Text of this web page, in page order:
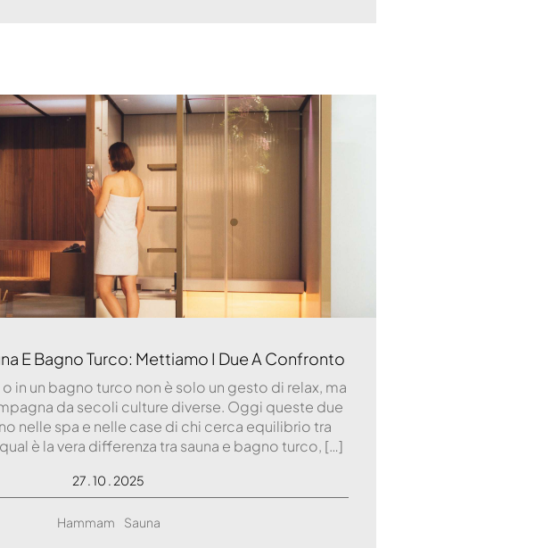
E Bagno Turco: Mettiamo I Due A Confronto
o in un bagno turco non è solo un gesto di relax, ma
da secoli culture diverse. Oggi queste due
nelle spa e nelle case di chi cerca equilibrio tra
è la vera differenza tra sauna e bagno turco, […]
27 . 10 . 2025
Hammam Sauna